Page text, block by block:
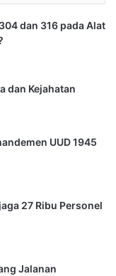
dan 316 pada Alat
dan Kejahatan
UUD 1945
27 Ribu Personel
Jalanan